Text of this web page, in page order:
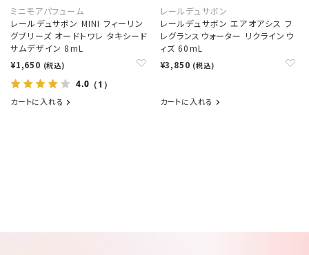
ミニモアパフューム
レールデュサボン MINI フィーリン
グブリーズ オードトワレ タキシード
サムデザイン 8mL
¥1,650 (税込)
4.0 （1）
カートに入れる
レールデュサボン
レールデュサボン エアオアシス フ
レグランスウォーター リクラインウ
ィズ 60mL
¥3,850 (税込)
カートに入れる